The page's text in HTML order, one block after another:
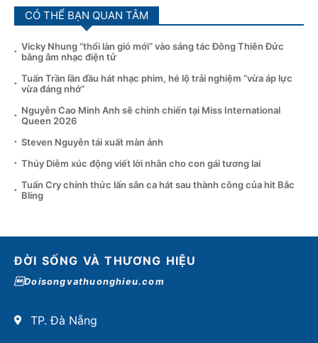
CÓ THỂ BẠN QUAN TÂM
Vicky Nhung “thổi làn gió mới” vào sáng tác Đông Thiên Đức
bằng âm nhạc điện tử
Tuấn Trần lần đầu hát nhạc phim, hé lộ trải nghiệm “vừa áp lực
vừa đáng nhớ”
Nguyễn Cao Minh Anh sẽ chinh chiến tại Miss International
Queen 2026
Steven Nguyễn tái xuất màn ảnh
Thúy Diễm xúc động viết lời nhắn cho con gái tương lai
Tuấn Cry chính thức lấn sân ca hát sau thành công của hit Bắc
Bling
ĐỜI SỐNG VÀ THƯƠNG HIỆU
Doisongvathuonghieu.com
TP. Đà Nẵng